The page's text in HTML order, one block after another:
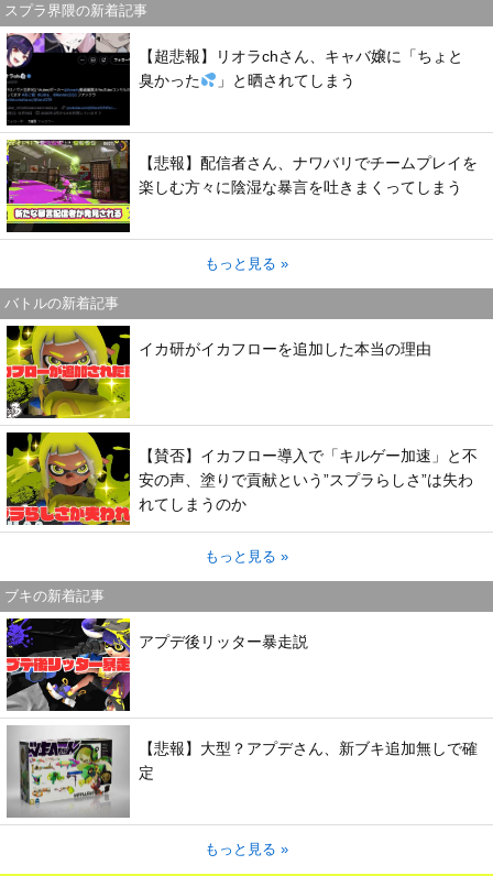
スプラ界隈の新着記事
【超悲報】リオラchさん、キャバ嬢に「ちょと
臭かった
」と晒されてしまう
【悲報】配信者さん、ナワバリでチームプレイを
楽しむ方々に陰湿な暴言を吐きまくってしまう
もっと見る »
バトルの新着記事
イカ研がイカフローを追加した本当の理由
【賛否】イカフロー導入で「キルゲー加速」と不
安の声、塗りで貢献という”スプラらしさ”は失わ
れてしまうのか
もっと見る »
ブキの新着記事
アプデ後リッター暴走説
【悲報】大型？アプデさん、新ブキ追加無しで確
定
もっと見る »